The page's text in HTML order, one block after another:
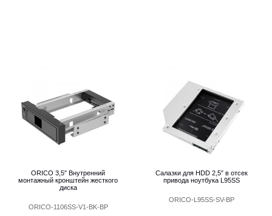
ORICO 3,5″ Внутренний
монтажный кронштейн жесткого
диска
ORICO-1106SS-V1-BK-BP
Салазки для HDD 2,5″ в отсек
привода ноутбука L95SS
ORICO-L95SS-SV-BP